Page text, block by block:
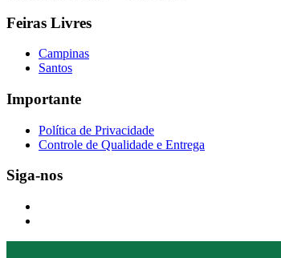
Feiras Livres
Campinas
Santos
Importante
Política de Privacidade
Controle de Qualidade e Entrega
Siga-nos